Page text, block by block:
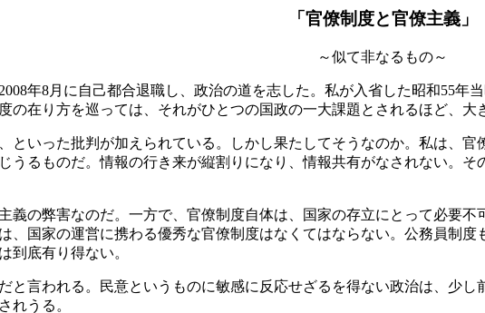
「官僚制度と官僚主義」
～似て非なるもの～
年8月に自己都合退職し、政治の道を志した。私が入省した昭和55年
の在り方を巡っては、それがひとつの国政の一大課題とされるほど、大
いった批判が加えられている。しかし果たしてそうなのか。私は、
うるものだ。情報の行き来が縦割りになり、情報共有がなされない。
の弊害なのだ。一方で、官僚制度自体は、国家の存立にとって必要
、国家の運営に携わる優秀な官僚制度はなくてはならない。公務員制
到底有り得ない。
言われる。民意というものに敏感に反応せざるを得ない政治は、少
れうる。